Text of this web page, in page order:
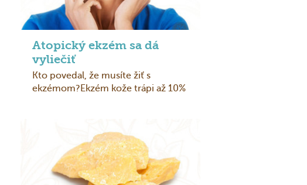
Atopický ekzém sa dá
vyliečiť
Kto povedal, že musíte žiť s
ekzémom?Ekzém kože trápi až 10%